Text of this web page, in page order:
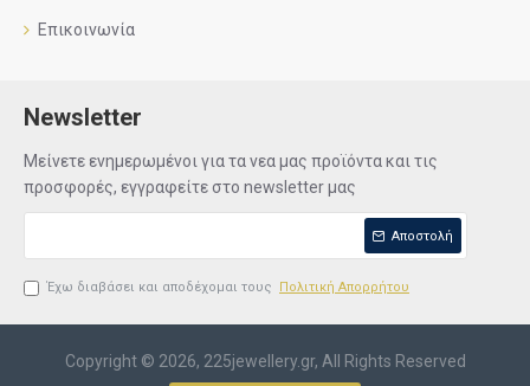
Επικοινωνία
Newsletter
Μείνετε ενημερωμένοι για τα νεα μας προϊόντα και τις
προσφορές, εγγραφείτε στο newsletter μας
Αποστολή
Έχω διαβάσει και αποδέχομαι τους Πολιτική Απορρήτου
Copyright © 2026, 225jewellery.gr, All Rights Reserved